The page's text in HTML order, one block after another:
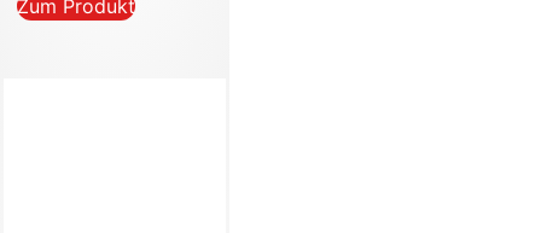
Zum Produkt